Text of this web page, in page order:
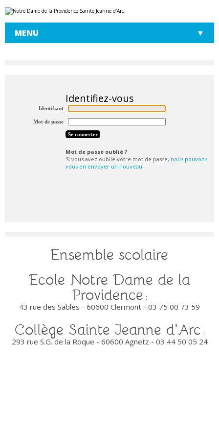
Aller
au
contenu.
à
Outils
personnels
MENU
Identifiant
Mot de passe
Mot de passe oublié ?
Si vous avez oublié votre mot de passe, nous pouvons
vous en envoyer un nouveau.
Ensemble scolaire
Ecole Notre Dame de la
Providence :
43 rue des Sables - 60600 Clermont - 03 75 00 73 59
Collège Sainte Jeanne d'Arc :
293 rue S.G. de la Roque - 60600 Agnetz - 03 44 50 05 24